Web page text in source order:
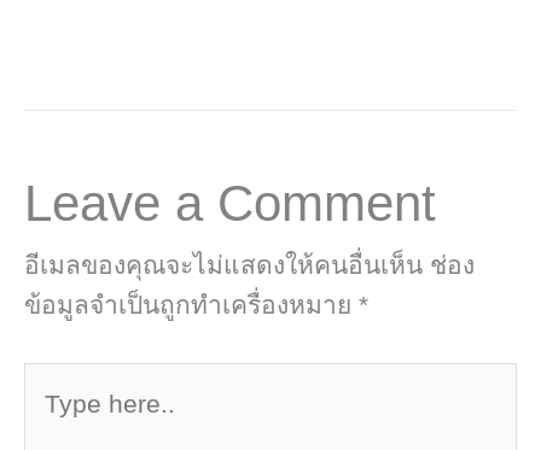
Leave a Comment
อีเมลของคุณจะไม่แสดงให้คนอื่นเห็น ช่อง
ข้อมูลจำเป็นถูกทำเครื่องหมาย *
here..